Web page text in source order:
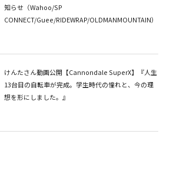
知らせ（Wahoo/SP
CONNECT/Guee/RIDEWRAP/OLDMANMOUNTAIN）
けんたさん動画公開【Cannondale SuperX】『人生
13台目の自転車が完成。学生時代の憧れと、今の理
想を形にしました。』